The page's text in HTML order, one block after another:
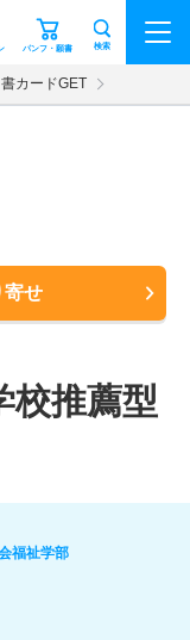
パンフ・願書 検索
カードGET
寄せ
校推薦型
福祉学部